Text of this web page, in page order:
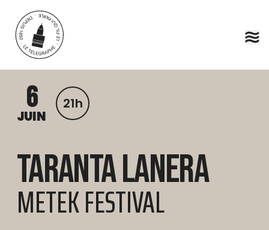
Aller au contenu principal
6
JUIN
21h
Taranta Lanera
METEK FESTIVAL